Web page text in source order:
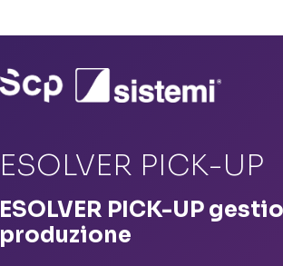
ESOLVER PICK-UP
ESOLVER PICK-UP
produzione